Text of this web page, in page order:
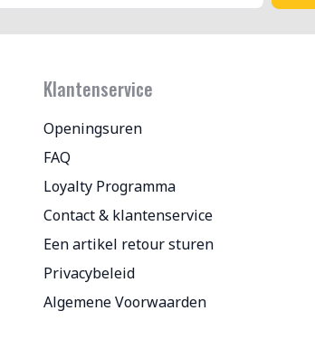
Klantenservice
Openingsuren
FAQ
Loyalty Programma
Contact & klantenservice
Een artikel retour sturen
Privacybeleid
Algemene Voorwaarden